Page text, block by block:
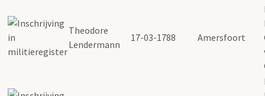
Theodore
Lendermann
17-03-1788 Amersfoort